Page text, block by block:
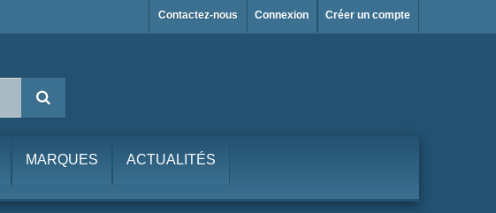
Créer un compte
Connexion
Contactez-nous
MARQUES ACTUALITÉS